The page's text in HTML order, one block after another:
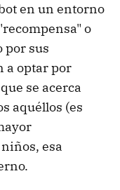
en un entorno
o
por sus
a optar por
se acerca
aquéllos (es
esa